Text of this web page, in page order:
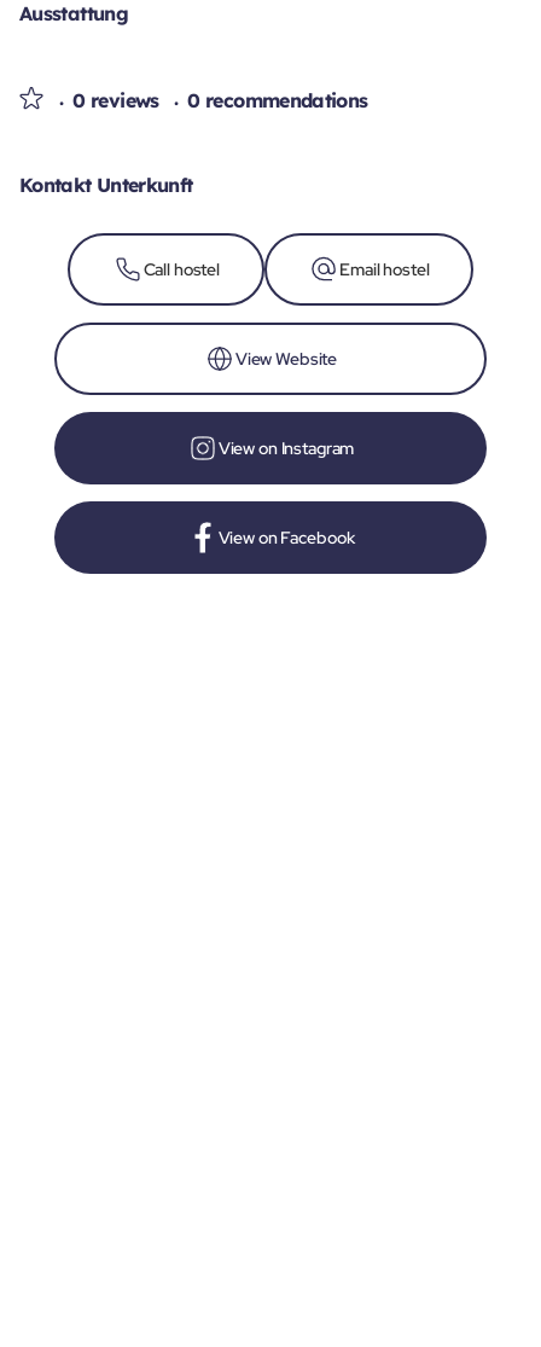
Ausstattung
0 reviews 0 recommendations
Kontakt Unterkunft
Call hostel Email hostel
View Website
View on Instagram
View on Facebook